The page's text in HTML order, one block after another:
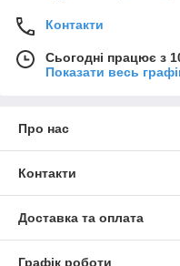
Контакти
Сьогодні працює з
Показати весь
Про нас
Контакти
Доставка та оплата
Графік роботи